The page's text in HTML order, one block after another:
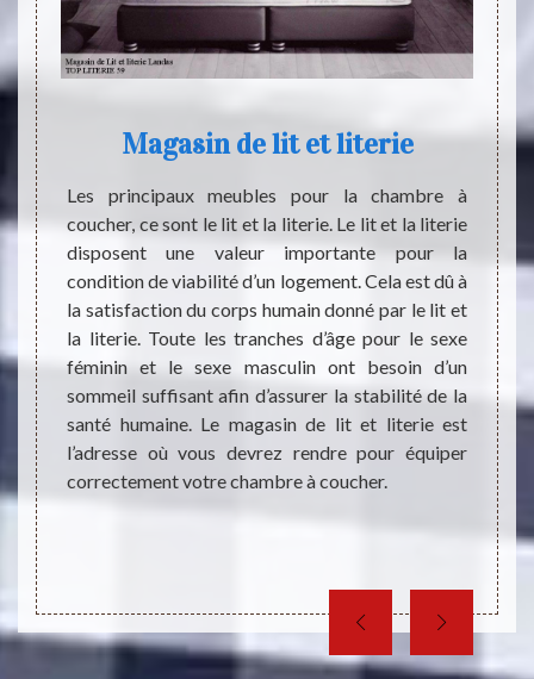
de
d’un
Par
de
ses
Magasin de lit et literie
Les principaux meubles pour la chambre à
coucher, ce sont le lit et la literie. Le lit et la literie
disposent une valeur importante pour la
condition de viabilité d’un logement. Cela est dû à
la satisfaction du corps humain donné par le lit et
la literie. Toute les tranches d’âge pour le sexe
féminin et le sexe masculin ont besoin d’un
sommeil suffisant afin d’assurer la stabilité de la
santé humaine. Le magasin de lit et literie est
l’adresse où vous devrez rendre pour équiper
correctement votre chambre à coucher.
A
les
à